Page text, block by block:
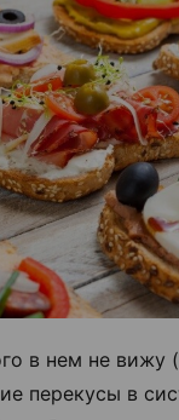
в нем не вижу
перекусы в